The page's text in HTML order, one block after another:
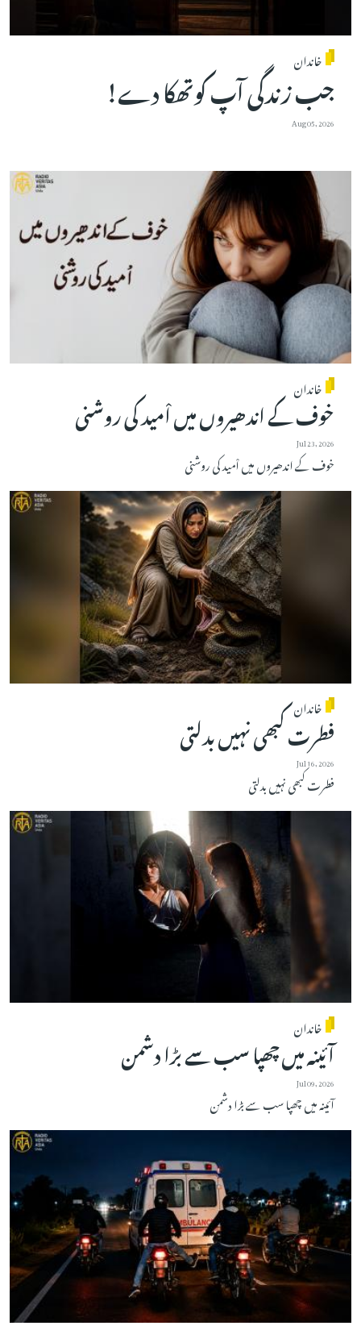
خاندان
جب زندگی آپ کوتھکا دے!
Aug 05, 2026
خاندان
خوف کے اندھیروں میں اْمید کی روشنی
Jul 23, 2026
خوف کے اندھیروں میں اْمید کی روشنی
خاندان
فطرت کبھی نہیں بدلتی
Jul 16, 2026
فطرت کبھی نہیں بدلتی
خاندان
آئینہ میں چھپا سب سے بڑا دشمن
Jul 09, 2026
آئینہ میں چھپا سب سے بڑا دشمن